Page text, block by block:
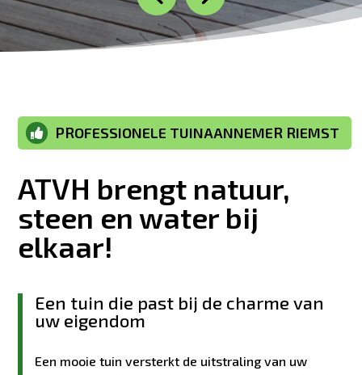
 PROFESSIONELE TUINAANNEMER RIEMST
ATVH brengt natuur,
steen en water bij
elkaar!
Een tuin die past bij de charme van
uw eigendom
Een mooie tuin versterkt de uitstraling van uw